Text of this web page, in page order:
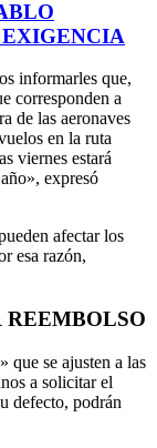
informarles que,
corresponden a
de las aeronaves
en la ruta
viernes estará
expresó
afectar los
esa razón,
REEMBOLSO
que se ajusten a las
a solicitar el
defecto, podrán